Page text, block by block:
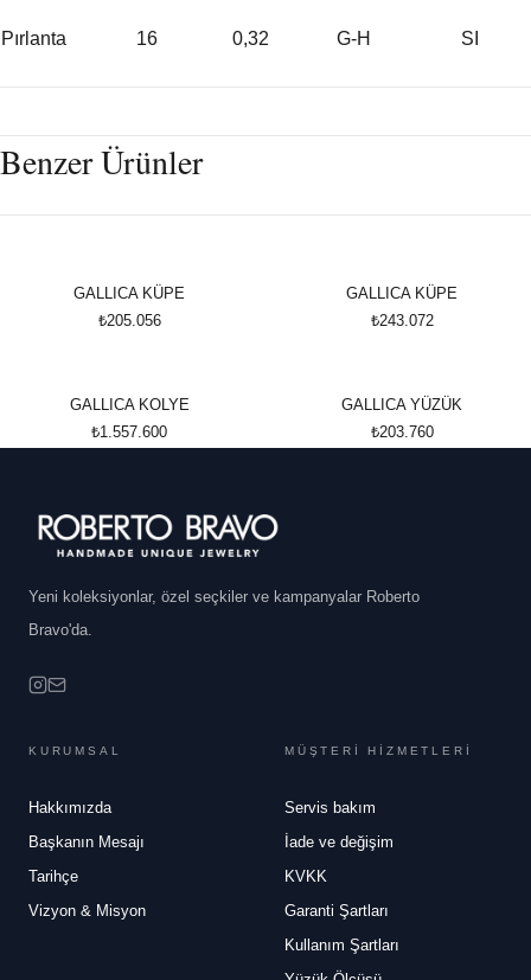
Pırlanta 16 0,32 G-H SI
Benzer Ürünler
GALLICA KÜPE
₺205.056
GALLICA KÜPE
₺243.072
GALLICA KOLYE
₺1.557.600
GALLICA YÜZÜK
₺203.760
Yeni koleksiyonlar, özel seçkiler ve kampanyalar Roberto
Bravo'da.
KURUMSAL
Hakkımızda
Başkanın Mesajı
Tarihçe
Vizyon & Misyon
MÜŞTERİ HİZMETLERİ
Servis bakım
İade ve değişim
KVKK
Garanti Şartları
Kullanım Şartları